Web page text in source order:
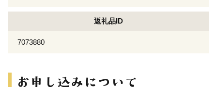
返礼品ID
7073880